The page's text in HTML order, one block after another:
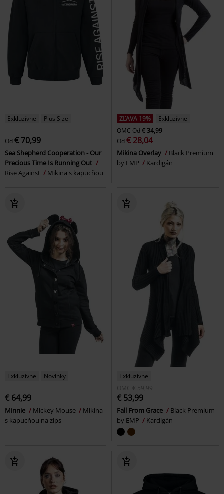
Exkluzívne Plus Size
Od € 70,99
Sea Shepherd Cooperation - Our
Precious Time Is Running Out
Rise Against
Mikina s kapucňou
ZĽAVA 19%
Exkluzívne
OMC Od € 34,99
Od € 28,04
Mikina Overlay
Black Premium
by EMP
Kardigán
Exkluzívne Novinky
€ 64,99
Minnie Mickey Mouse
Mikina
s kapucňou na zips
Exkluzívne
OMC € 59,99
€ 53,99
Fall From Grace
Black Premium
by EMP
Kardigán